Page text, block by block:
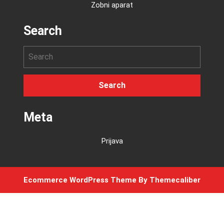
Zobni aparat
Search
Meta
Prijava
Ecommerce WordPress Theme By Themecaliber